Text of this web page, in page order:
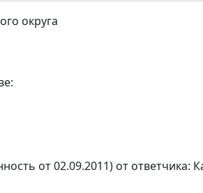
округа
от 02.09.2011) от ответчика: